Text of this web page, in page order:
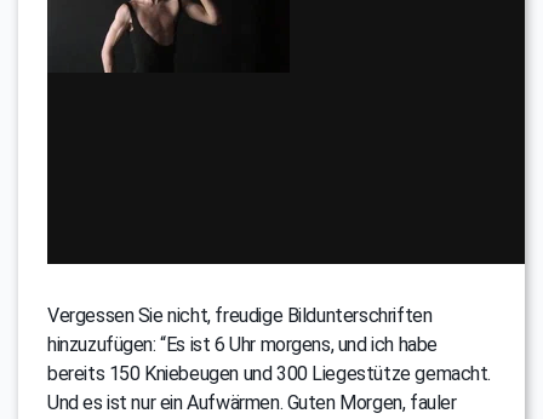
Vergessen Sie nicht, freudige Bildunterschriften
hinzuzufügen: “Es ist 6 Uhr morgens, und ich habe
bereits 150 Kniebeugen und 300 Liegestütze gemacht.
Und es ist nur ein Aufwärmen. Guten Morgen, fauler